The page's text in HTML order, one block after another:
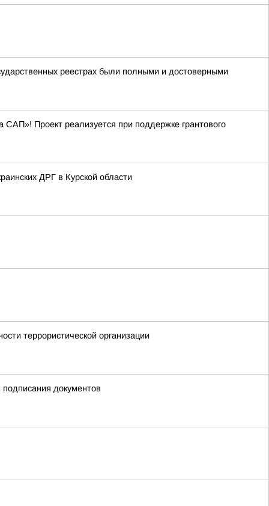
реестрах были полными и достоверными
Проект реализуется при поддержке грантового
ДРГ в Курской области
террористической организации
документов